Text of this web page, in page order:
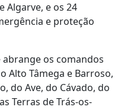
Algarve, e os 24
e proteção
os comandos
Alto Tâmega e Barroso,
do Ave, do Cávado, do
Terras de Trás-os-